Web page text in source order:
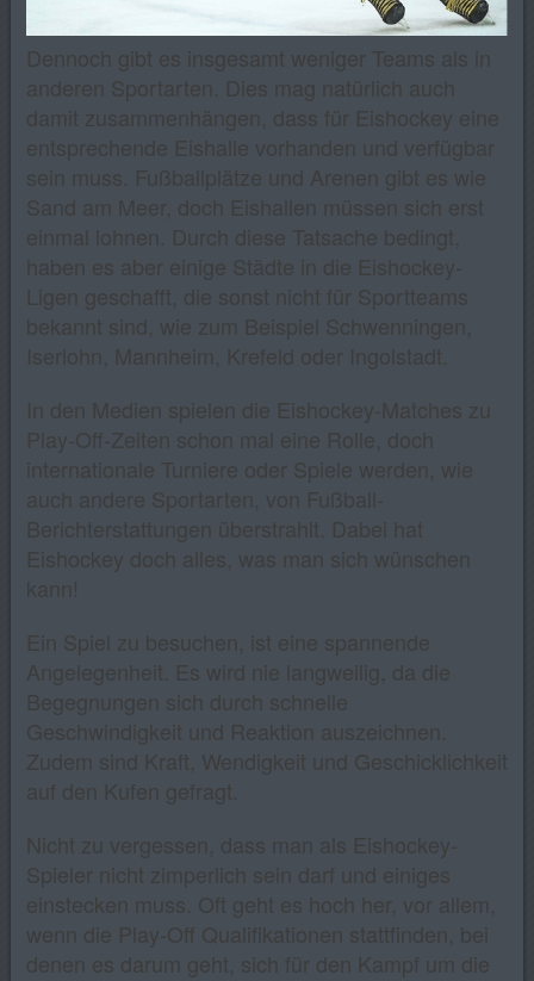
Dennoch gibt es insgesamt weniger Teams als in
anderen Sportarten. Dies mag natürlich auch
damit zusammenhängen, dass für Eishockey eine
entsprechende Eishalle vorhanden und verfügbar
sein muss. Fußballplätze und Arenen gibt es wie
Sand am Meer, doch Eishallen müssen sich erst
einmal lohnen. Durch diese Tatsache bedingt,
haben es aber einige Städte in die Eishockey-
Ligen geschafft, die sonst nicht für Sportteams
bekannt sind, wie zum Beispiel Schwenningen,
Iserlohn, Mannheim, Krefeld oder Ingolstadt.
In den Medien spielen die Eishockey-Matches zu
Play-Off-Zeiten schon mal eine Rolle, doch
internationale Turniere oder Spiele werden, wie
auch andere Sportarten, von Fußball-
Berichterstattungen überstrahlt. Dabei hat
Eishockey doch alles, was man sich wünschen
kann!
Ein Spiel zu besuchen, ist eine spannende
Angelegenheit. Es wird nie langweilig, da die
Begegnungen sich durch schnelle
Geschwindigkeit und Reaktion auszeichnen.
Zudem sind Kraft, Wendigkeit und Geschicklichkeit
auf den Kufen gefragt.
Nicht zu vergessen, dass man als Eishockey-
Spieler nicht zimperlich sein darf und einiges
einstecken muss. Oft geht es hoch her, vor allem,
wenn die Play-Off Qualifikationen stattfinden, bei
denen es darum geht, sich für den Kampf um die